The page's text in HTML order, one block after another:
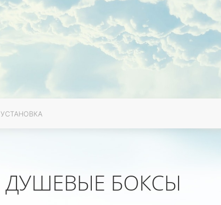
УСТАНОВКА
ДУШЕВЫЕ БОКСЫ